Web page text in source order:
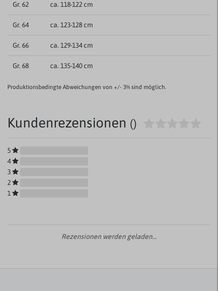
Gr. 62 ca. 118-122 cm
Gr. 64 ca. 123-128 cm
Gr. 66 ca. 129-134 cm
Gr. 68 ca. 135-140 cm
Produktionsbedingte Abweichungen von +/- 3% sind möglich.
Kundenrezensionen ()
5
4
3
2
1
Rezensionen werden geladen...